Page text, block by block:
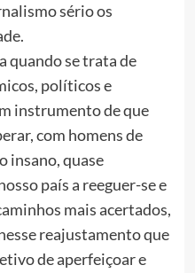
sério os
quando se trata de
políticos e
instrumento de que
com homens de
insano, quase
país a reeguer-se e
mais acertados,
reajustamento que
de aperfeiçoar e